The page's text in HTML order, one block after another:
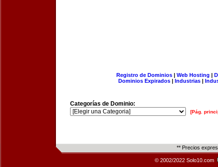
Registro de Dominios| Web Hosting |
Dominios Expirados | Industrias |
Categorías de Dominio:
[Pág.
** Precios
© 2002/2022 Solo10.com